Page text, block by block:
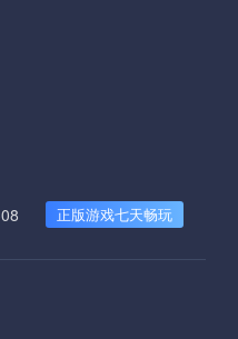
正版游戏七天畅玩